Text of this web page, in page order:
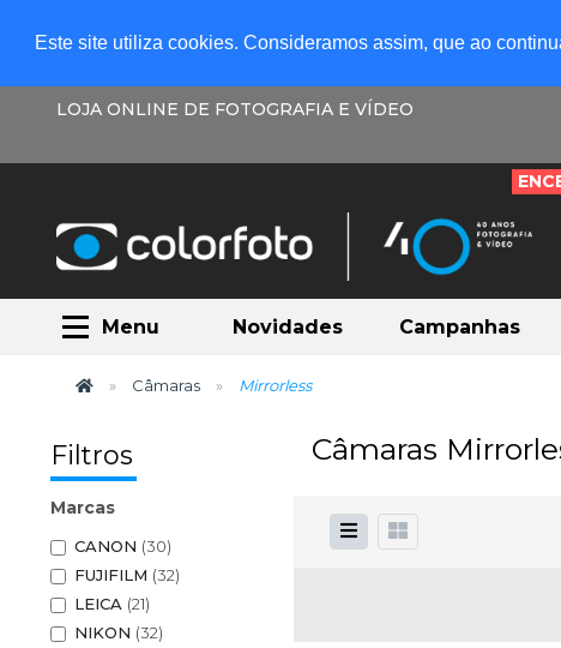
Este site utiliza cookies. Consideramos assim, que ao
LOJA ONLINE DE FOTOGRAFIA E VÍDEO
Menu Novidades Campanhas
Câmaras Mirrorless
Filtros
Marcas
CANON (30)
FUJIFILM (32)
LEICA (21)
NIKON (32)
Câmaras